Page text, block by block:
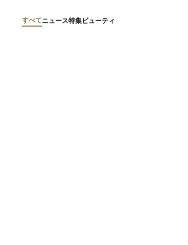
すべてニュース特集ビューティ